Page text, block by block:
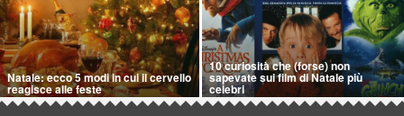
Natale: ecco 5 modi in cui il cervello
reagisce alle feste
10 curiosità che (forse) non
sapevate sui film di Natale più
celebri